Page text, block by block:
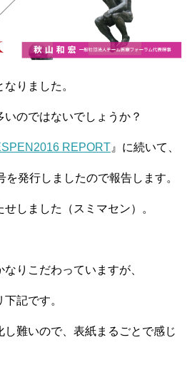
りました。
のではないでしょうか？
REPORT 』に続いて、
を発行しましたので報告します。
しました（スミマセン）。
りこだわっていますが、
記です。
し難いので、表紙まるごとで感じ